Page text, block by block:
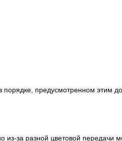
предусмотренном этим
из-за разной цветовой